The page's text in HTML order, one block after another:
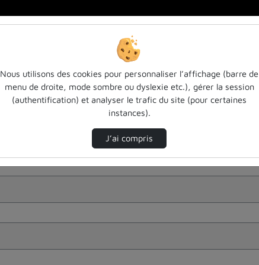
Nous utilisons des cookies pour personnaliser l’affichage (barre de
menu de droite, mode sombre ou dyslexie etc.), gérer la session
(authentification) et analyser le trafic du site (pour certaines
instances).
J’ai compris